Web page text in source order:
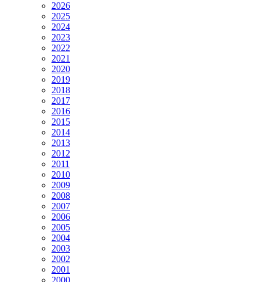
2026
2025
2024
2023
2022
2021
2020
2019
2018
2017
2016
2015
2014
2013
2012
2011
2010
2009
2008
2007
2006
2005
2004
2003
2002
2001
2000